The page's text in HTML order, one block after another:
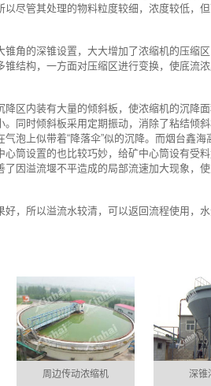
尽管其处理的物料粒度较细，浓度较低，
角的深锥设置，大大增加了浓缩机的压缩
结构，一方面对压缩区进行变换，使底流
区内装有大量的倾斜板，使浓缩机的沉
同时倾斜板采用定期振动，消除了粘结
泡上似带着“降落伞”似的沉降。而烟台鑫
筒设置的也比较巧妙，给矿中心筒设有受
因溢流堰不平造成的局部流速加大现象，
，所以溢流水较清，可以返回流程使用，
周边传动浓缩机 深锥